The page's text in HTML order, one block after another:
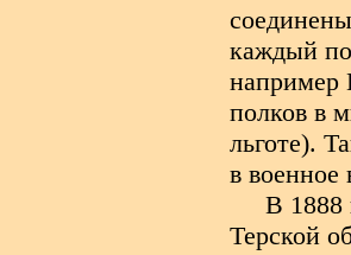
каждый
например
полков в
льготе).
в военное
В 1888
Терской